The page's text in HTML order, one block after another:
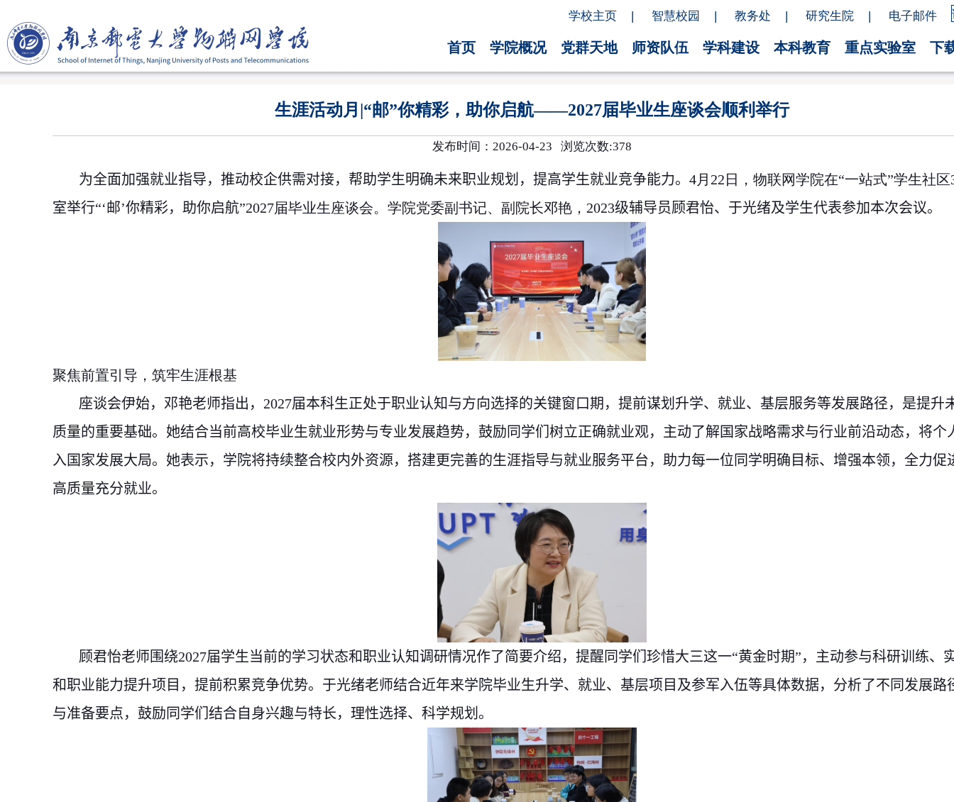
学校主页 | 智慧校园 | 教务处 | 研究生院 | 电子邮件
首页 学院概况 党群天地 师资队伍 学科建设 本科教育 重点实验室 下
生涯活动月|“邮”你精彩，助你启航——2027届毕业生座谈会顺利举行
发布时间：2026-04-23 浏览次数:378
为全面加强就业指导，推动校企供需对接，帮助学生明确未来职业规划，提高学生就业竞争能力。4月 22 日，物联网学院在“一站式”学生社区
室举行“‘邮’你精彩，助你启航”2027届毕业生座谈会。学院党委副书记、副院长邓艳， 2023级辅导员顾君怡、于光绪及学生代表参加本次会议。
聚焦前置引导，筑牢生涯根基
座谈会伊始， 邓艳老师指出， 2027届本科生正处于职业认知与方向选择的关键窗口期，提前谋划升学、就业、基层服务等发展路径，是提升
质量的重要基础。她结合当前高校毕业生就业形势与专业发展趋势，鼓励同学们树立正确就业观，主动了解国家战略需求与行业前沿动态，将个
入国家发展大局。她表示，学院将持续整合校内外资源，搭建更完善的生涯指导与就业服务平台，助力每一位同学明确目标、增强本领，全力促
高质量充分就业。
顾君怡老师 围绕2027届学生当前的学习状态和职业认知调研情况作了简要介绍，提醒同学们珍惜大三这一“黄金时期”，主动参与科研训练、
和职业能力提升项目，提前积累竞争优势。于光绪老师结合近年来学院毕业生升学、就业、基层项目及参军入伍等具体数据，分析了不同发展路
与准备要点，鼓励同学们结合自身兴趣与特长，理性选择、科学规划。